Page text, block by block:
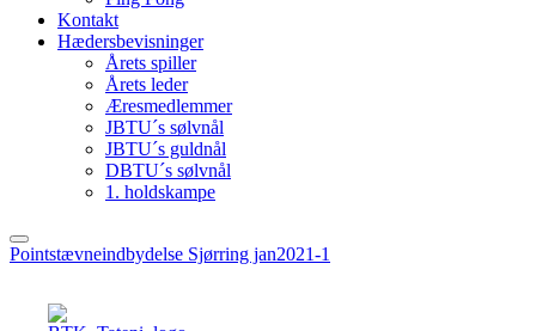
Kontakt
Hædersbevisninger
Årets spiller
Årets leder
Æresmedlemmer
JBTU´s sølvnål
JBTU´s guldnål
DBTU´s sølvnål
1. holdskampe
Pointstævneindbydelse Sjørring jan2021-1